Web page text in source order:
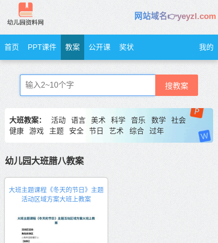
网站域名👉yeyzl.com
首页 PPT课件 教案 公开课 奖状 我的
搜教案
大班教案： 活动 语言 美术 科学 音乐 数学
社会
健康
游戏 主题 安全 节日 艺术 综合 过年
幼儿园大班腊八教案
大班主题课程《冬天的节日》主题
活动区域方案大班上教案